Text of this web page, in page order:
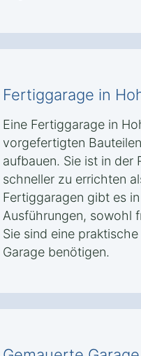
Fertiggarage in
Eine Fertiggarage in
vorgefertigten
aufbauen. Sie ist in der
schneller zu errichten
Fertiggaragen gibt es
Ausführungen, sowohl
Sie sind eine
Garage benötigen.